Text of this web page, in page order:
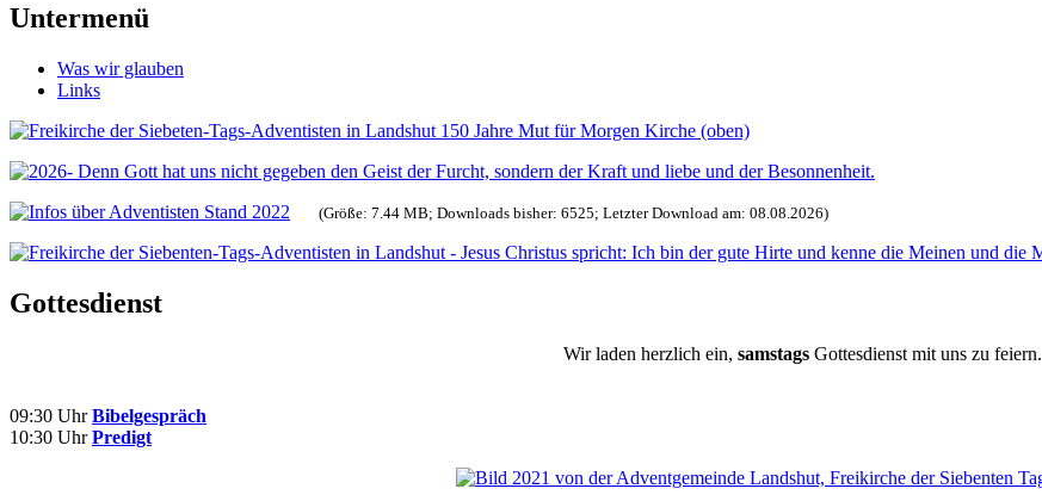
Untermenü
Was wir glauben
Links
(Größe: 7.44 MB; Downloads bisher: 6525; Letzter Download am: 08.08.2026)
Gottesdienst
Wir laden herzlich ein, samstagsGottesdienst mit uns zu feiern.
09:30 UhrBibelgespräch
10:30 UhrPredigt